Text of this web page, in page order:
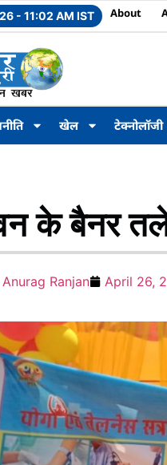
- 11:02 AM IST About
खेल टेक्नोलॉजी
के बैनर तले
Anurag Ranjan April 26,